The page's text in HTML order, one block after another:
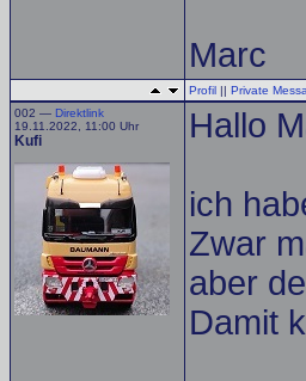
Marc
Profil || Private
002 — Direktlink
19.11.2022, 11:00 Uhr
Kufi Hallo
ich
Zwar
aber
Damit